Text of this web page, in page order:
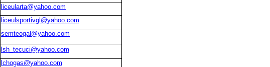
liceularta@yahoo.com
liceulsportivgl@yahoo.com
semteogal@yahoo.com
lsh_tecuci@yahoo.com
lchogas@yahoo.com